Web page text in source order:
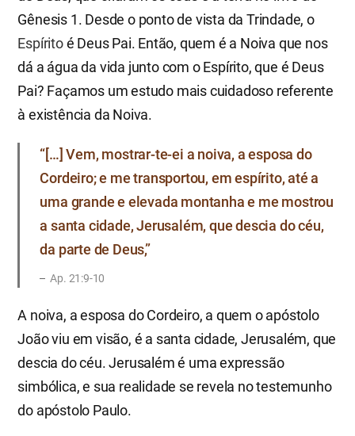
Gênesis 1. Desde o ponto de vista da Trindade, o
Espíritoé Deus Pai. Então, quem é a Noiva que nos
dá a água da vida junto com o Espírito, que é Deus
Pai? Façamos um estudo mais cuidadoso referente
à existência da Noiva.
“[…] Vem, mostrar-te-ei a noiva, a esposa do
Cordeiro; e me transportou, em espírito, até a
uma grande e elevada montanha e me mostrou
a santa cidade, Jerusalém, que descia do céu,
da parte de Deus,”
Ap. 21:9-10
A noiva, a esposa do Cordeiro, a quem o apóstolo
João viu em visão, é a santa cidade, Jerusalém, que
descia do céu. Jerusalém é uma expressão
simbólica, e sua realidade se revela no testemunho
do apóstolo Paulo.